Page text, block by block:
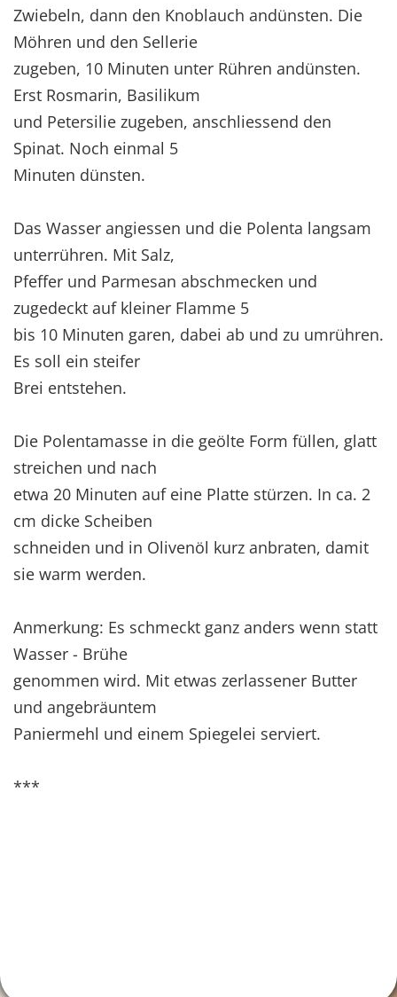
Zwiebeln, dann den Knoblauch andünsten. Die
Möhren und den Sellerie
zugeben, 10 Minuten unter Rühren andünsten.
Erst Rosmarin, Basilikum
und Petersilie zugeben, anschliessend den
Spinat. Noch einmal 5
Minuten dünsten.
Das Wasser angiessen und die Polenta langsam
unterrühren. Mit Salz,
Pfeffer und Parmesan abschmecken und
zugedeckt auf kleiner Flamme 5
bis 10 Minuten garen, dabei ab und zu umrühren.
Es soll ein steifer
Brei entstehen.
Die Polentamasse in die geölte Form füllen, glatt
streichen und nach
etwa 20 Minuten auf eine Platte stürzen. In ca. 2
cm dicke Scheiben
schneiden und in Olivenöl kurz anbraten, damit
sie warm werden.
Anmerkung: Es schmeckt ganz anders wenn statt
Wasser - Brühe
genommen wird. Mit etwas zerlassener Butter
und angebräuntem
Paniermehl und einem Spiegelei serviert.
***